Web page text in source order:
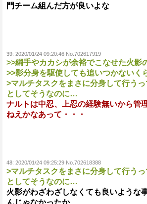
門チーム組んだ方が良いよな
39: 2020/01/24 09:20:46 No.702617919
>>綱手やカカシが余裕でこなせた火影
>>影分身を駆使しても追いつかないく
>マルチタスクをまさに分身して行う
としてそうなのに…
ナルトは中忍、上忍の経験無いから管
ねえかなあって・・・
48: 2020/01/24 09:25:29 No.702618388
>マルチタスクをまさに分身して行う
としてそうなのに…
火影がわざわざしなくても良いような
んじゃなかったか